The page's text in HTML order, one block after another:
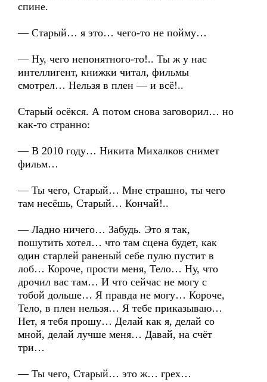
спине.
— Старый… я это… чего-то не пойму…
— Ну, чего непонятного-то!.. Ты ж у нас
интеллигент, книжки читал, фильмы
смотрел… Нельзя в плен — и всё!..
Старый осёкся. А потом снова заговорил… но
как-то странно:
— В 2010 году… Никита Михалков снимет
фильм…
— Ты чего, Старый… Мне страшно, ты чего
там несёшь, Старый… Кончай!..
— Ладно ничего… Забудь. Это я так,
пошутить хотел… что там сцена будет, как
один старлей раненый себе пулю пустит в
лоб… Короче, прости меня, Тело… Ну, что
дрочил вас там… И что сейчас не могу с
тобой дольше… Я правда не могу… Короче,
Тело, в плен нельзя… Я тебе приказываю…
Нет, я тебя прошу… Делай как я, делай со
мной, делай лучше меня… Давай, на счёт
три…
— Ты чего, Старый… это ж… грех…